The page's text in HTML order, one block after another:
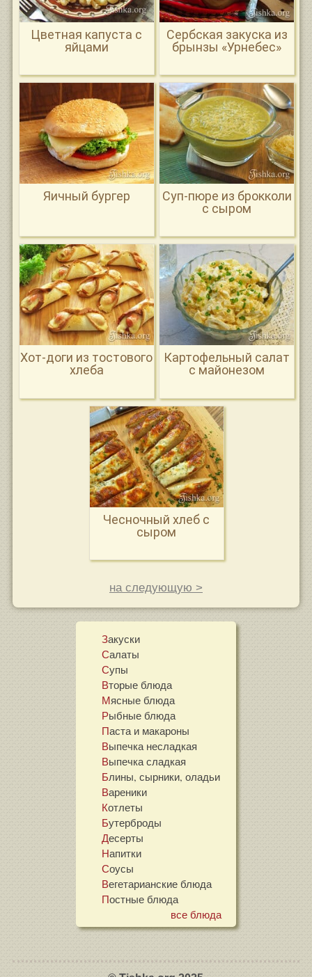
Цветная капуста с
яйцами
Сербская закуска из
брынзы «Урнебес»
Яичный бургер
Суп-пюре из брокколи
с сыром
Хот-доги из тостового
хлеба
Картофельный салат
с майонезом
Чесночный хлеб с
сыром
на следующую >
Закуски
Салаты
Супы
Вторые блюда
Мясные блюда
Рыбные блюда
Паста и макароны
Выпечка несладкая
Выпечка сладкая
Блины, сырники, оладьи
Вареники
Котлеты
Бутерброды
Десерты
Напитки
Соусы
Вегетарианские блюда
Постные блюда
все блюда